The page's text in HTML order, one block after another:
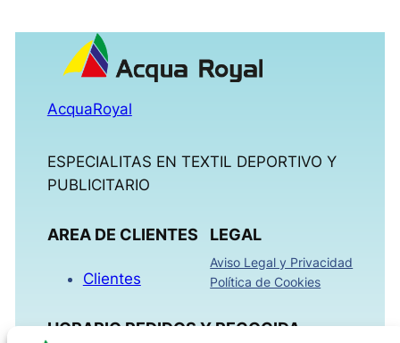
AcquaRoyal
ESPECIALITAS EN TEXTIL DEPORTIVO Y
PUBLICITARIO
AREA DE CLIENTES
Clientes
LEGAL
Aviso Legal y Privacidad
Política de Cookies
HORARIO PEDIDOS Y RECOGIDA